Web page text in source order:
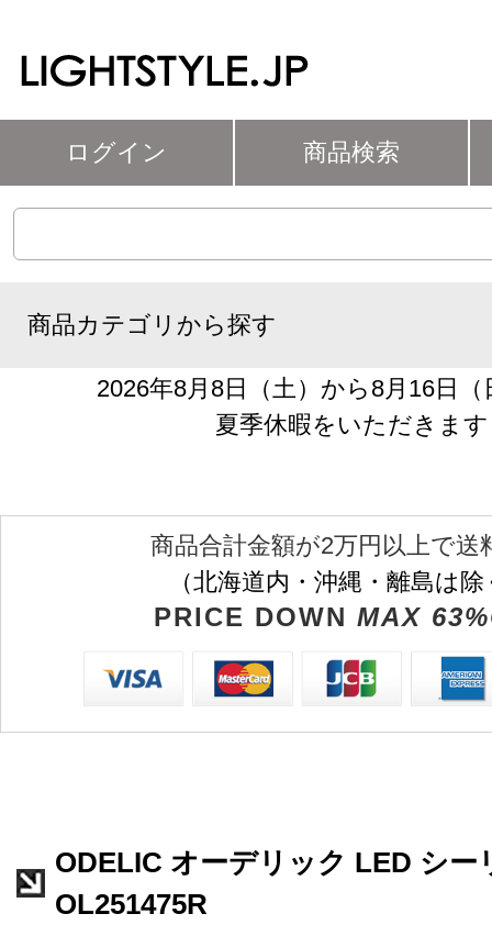
ログイン 商品検索
商品カテゴリから探す
2026年8月8日（土）から8月16日
夏季休暇をいただきます
商品合計金額が2万円以上で送
（北海道内・沖縄・離島は
PRICE DOWN MAX
ODELIC オーデリック LED シー
OL251475R